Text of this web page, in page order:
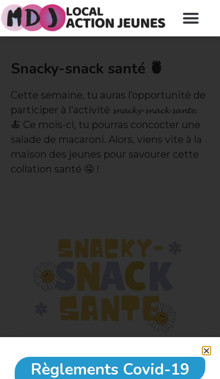
Snacky-snack santé 🍍
Cette semaine, tu auras l’opportunité de
participer à l’activité 𝓼𝓷𝓪𝓬𝓴𝔂-𝓼𝓷𝓪𝓬𝓴 𝓼𝓪𝓷𝓽𝓮.
🍝 Ce mois-ci, tu pourras concocter une
salade de macaroni. Alors, viens vite à la
maison des jeunes pour savourer cette
collation santé 🤤 !
Règlements Covid-19